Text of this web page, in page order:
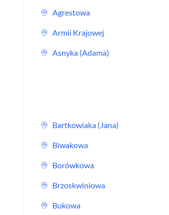
Agrestowa
Armii Krajowej
Asnyka (Adama)
Bartkowiaka (Jana)
Biwakowa
Borówkowa
Brzoskwiniowa
Bukowa